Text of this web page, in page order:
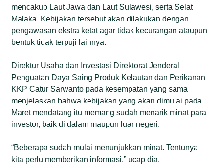
mencakup Laut Jawa dan Laut Sulawesi, serta Selat
Malaka. Kebijakan tersebut akan dilakukan dengan
pengawasan ekstra ketat agar tidak kecurangan ataupun
bentuk tidak terpuji lainnya.
Direktur Usaha dan Investasi Direktorat Jenderal
Penguatan Daya Saing Produk Kelautan dan Perikanan
KKP Catur Sarwanto pada kesempatan yang sama
menjelaskan bahwa kebijakan yang akan dimulai pada
Maret mendatang itu memang sudah menarik minat para
investor, baik di dalam maupun luar negeri.
“Beberapa sudah mulai menunjukkan minat. Tentunya
kita perlu memberikan informasi,” ucap dia.